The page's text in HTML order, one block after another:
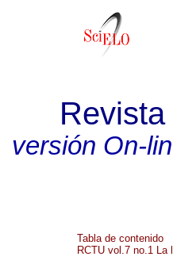
versión On-
Tabla de contenido
RCTU vol.7 no.1 La